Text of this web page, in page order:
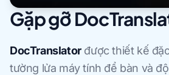
Gặp gỡ
DocTranslatorđược thiết kế
tường lửa máy tính để bàn và